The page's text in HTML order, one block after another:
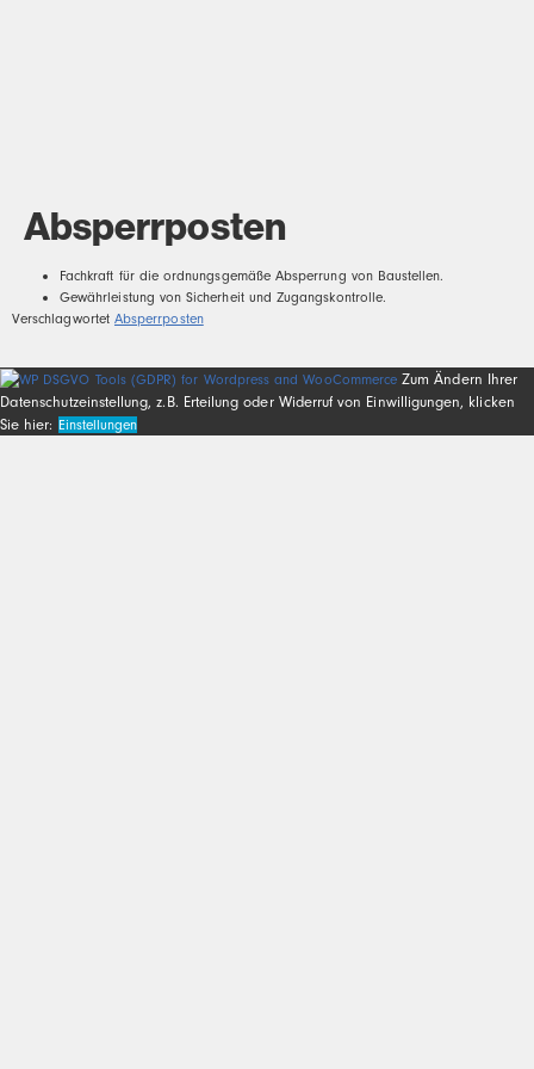
Absperrposten
Fachkraft für die ordnungsgemäße Absperrung von Baustellen.
Gewährleistung von Sicherheit und Zugangskontrolle.
Verschlagwortet Absperrposten
Zum Ändern Ihrer
Datenschutzeinstellung, z.B. Erteilung oder Widerruf von Einwilligungen, klicken
Sie hier: Einstellungen